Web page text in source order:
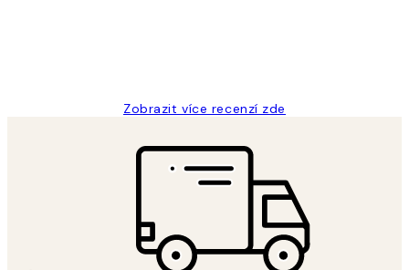
Zobrazit více recenzí zde